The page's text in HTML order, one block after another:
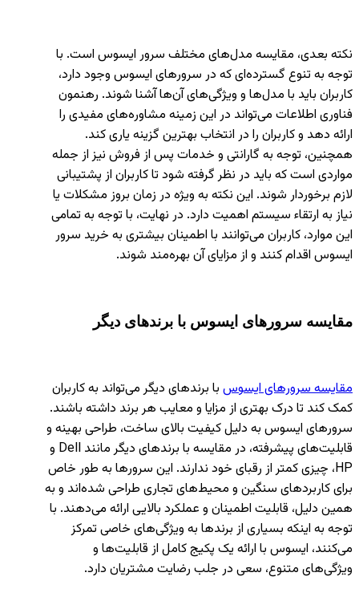
نکته بعدی، مقایسه مدل‌های مختلف سرور ایسوس است. با
توجه به تنوع گسترده‌ای که در سرورهای ایسوس وجود دارد،
کاربران باید با مدل‌ها و ویژگی‌های آن‌ها آشنا شوند. رهنمون
فناوری اطلاعات می‌تواند در این زمینه مشاوره‌های مفیدی را
ارائه دهد و کاربران را در انتخاب بهترین گزینه یاری کند.
همچنین، توجه به گارانتی و خدمات پس از فروش نیز از جمله
مواردی است که باید در نظر گرفته شود تا کاربران از پشتیبانی
لازم برخوردار شوند. این نکته به ویژه در زمان بروز مشکلات یا
نیاز به ارتقاء سیستم اهمیت دارد. در نهایت، با توجه به تمامی
این موارد، کاربران می‌توانند با اطمینان بیشتری به خرید سرور
ایسوس اقدام کنند و از مزایای آن بهره‌مند شوند.
مقایسه سرورهای ایسوس با برندهای دیگر
مقایسه سرورهای ایسوس با برندهای دیگر می‌تواند به کاربران
کمک کند تا درک بهتری از مزایا و معایب هر برند داشته باشند.
سرورهای ایسوس به دلیل کیفیت بالای ساخت، طراحی بهینه و
قابلیت‌های پیشرفته، در مقایسه با برندهای دیگر مانند Dell و
HP، چیزی کمتر از رقبای خود ندارند. این سرورها به طور خاص
برای کاربردهای سنگین و محیط‌های تجاری طراحی شده‌اند و به
همین دلیل، قابلیت اطمینان و عملکرد بالایی ارائه می‌دهند. با
توجه به اینکه بسیاری از برندها به ویژگی‌های خاصی تمرکز
می‌کنند، ایسوس با ارائه یک پکیج کامل از قابلیت‌ها و
ویژگی‌های متنوع، سعی در جلب رضایت مشتریان دارد.